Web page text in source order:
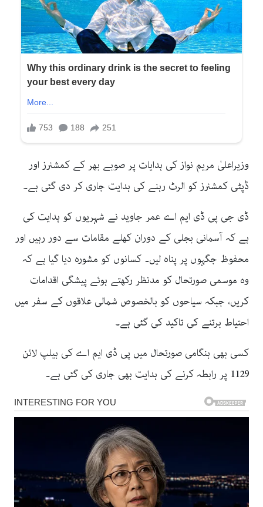
وزیراعلیٰ مریم نواز کی ہدایات پر صوبے بھر کے کمشنرز اور
ڈپٹی کمشنرز کو الرٹ رہنے کی ہدایت جاری کر دی گئی ہے۔
ڈی جی پی ڈی ایم اے عمر جاوید نے شہریوں کو ہدایت کی
ہے کہ آسمانی بجلی کے دوران کھلے مقامات سے دور رہیں اور
محفوظ جگہوں پر پناہ لیں۔ کسانوں کو مشورہ دیا گیا ہے کہ
وہ موسمی صورتحال کو مدنظر رکھتے ہوئے پیشگی اقدامات
کریں، جبکہ سیاحوں کو بالخصوص شمالی علاقوں کے سفر میں
احتیاط برتنے کی تاکید کی گئی ہے۔
کسی بھی ہنگامی صورتحال میں پی ڈی ایم اے کی ہیلپ لائن
1129 پر رابطہ کرنے کی ہدایت بھی جاری کی گئی ہے۔